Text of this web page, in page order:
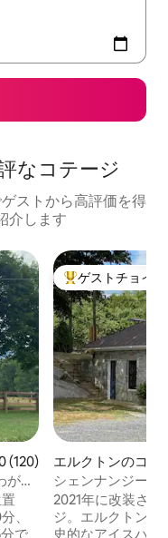
なコテージ
ストから高評価を得
介します
ュー120件、5つ星中5.0つ
(120)
が家
、
で
大好評のゲスト
ゲストチョイス
エルクトンのコテ
シェンナンジー国
Bridge House
2021年に改装さ
ジ。エルクトンの
史的なアイスハウ